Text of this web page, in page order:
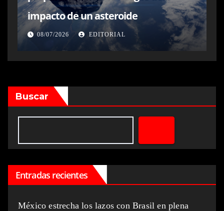
impacto de un asteroide
08/07/2026 EDITORIAL
Buscar
Entradas recientes
México estrecha los lazos con Brasil en plena